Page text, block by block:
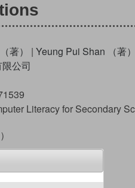
著） | Yeung Pui Shan （著）
公司
Literacy for Secondary
加入閱讀紀錄